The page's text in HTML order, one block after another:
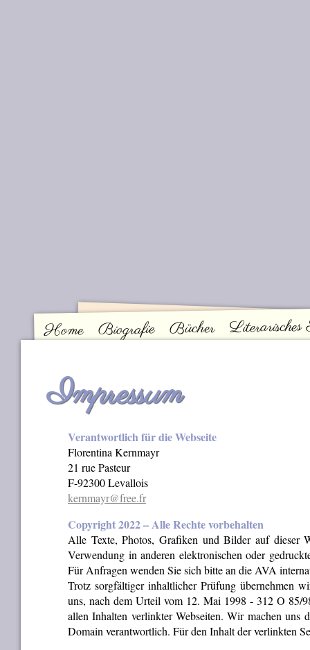
Hauptmenü
Home Biografie Bücher
Impressum
Verantwortlich für die Webseite
Florentina Kernmayr
21 rue Pasteur
F-92300 Levallois
kernmayr@free.fr
Copyright 2022 – Alle Rechte vorbehalten
Alle Texte, Photos, Grafiken und Bilder auf dieser
Verwendung in anderen elektronischen oder
Für Anfragen wenden Sie sich bitte an die AVA
Trotz sorgfältiger inhaltlicher Prüfung übernehmen
uns, nach dem Urteil vom 12. Mai 1998 - 312 O 85/
allen Inhalten verlinkter Webseiten. Wir machen
Domain verantwortlich. Für den Inhalt der verlinkten